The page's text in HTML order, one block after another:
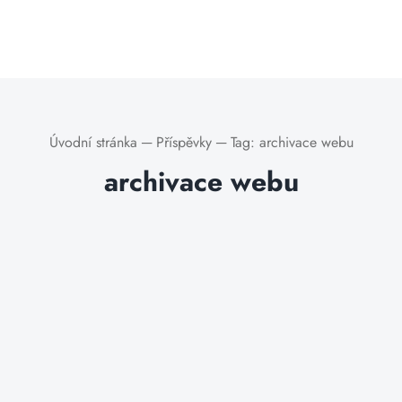
Úvodní stránka ─ Příspěvky ─ Tag: archivace webu
archivace webu